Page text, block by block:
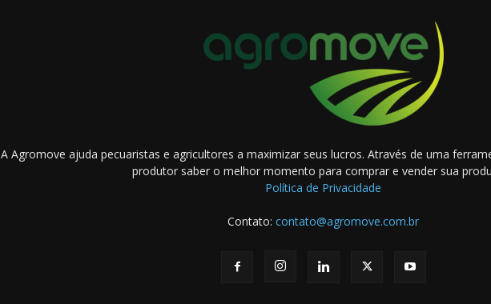
A Agromove ajuda pecuaristas e agricultores a maximizar seus lucros. Através de uma
produtor saber o melhor momento para comprar e vender sua
Política de Privacidade
Contato:contato@agromove.com.br